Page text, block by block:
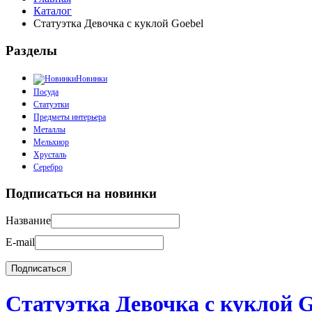
Каталог
Статуэтка Девочка с куклой Goebel
Разделы
Новинки
Посуда
Статуэтки
Предметы интерьера
Металлы
Мельхиор
Хрусталь
Серебро
Подписаться на новинки
Название
E-mail
Статуэтка Девочка с куклой